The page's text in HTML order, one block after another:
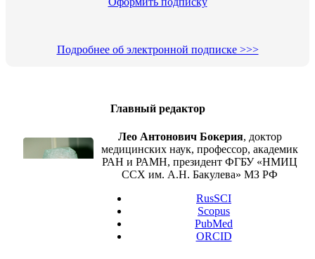
Подробнее об электронной подписке >>>
Главный редактор
Лео Антонович Бокерия, доктор
медицинских наук, профессор, академик
РАН и РАМН, президент ФГБУ «НМИЦ
ССХ им. А.Н. Бакулева» МЗ РФ
RusSCI
Scopus
PubMed
ORCID